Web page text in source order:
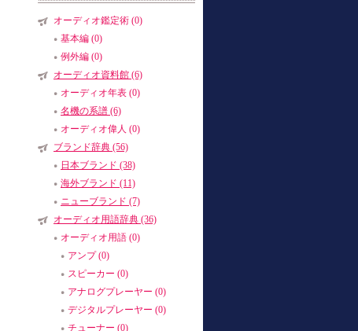
オーディオ鑑定術 (0)
基本編 (0)
例外編 (0)
オーディオ資料館 (6)
オーディオ年表 (0)
名機の系譜 (6)
オーディオ偉人 (0)
ブランド辞典 (56)
日本ブランド (38)
海外ブランド (11)
ニューブランド (7)
オーディオ用語辞典 (36)
オーディオ用語 (0)
アンプ (0)
スピーカー (0)
アナログプレーヤー (0)
デジタルプレーヤー (0)
チューナー (0)